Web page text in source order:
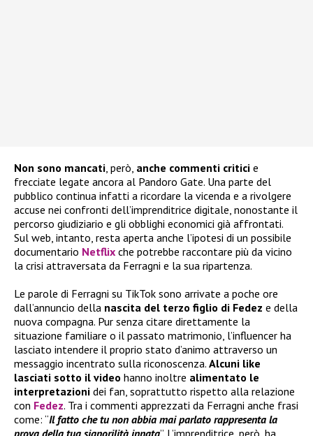
Non sono mancati , però, anche commenti critici e
frecciate legate ancora al Pandoro Gate. Una parte del
pubblico continua infatti a ricordare la vicenda e a rivolgere
accuse nei confronti dell’imprenditrice digitale, nonostante il
percorso giudiziario e gli obblighi economici già affrontati.
Sul web, intanto, resta aperta anche l’ipotesi di un possibile
documentario Netflix che potrebbe raccontare più da vicino
la crisi attraversata da Ferragni e la sua ripartenza.
Le parole di Ferragni su TikTok sono arrivate a poche ore
dall’annuncio della nascita del terzo figlio di Fedez e della
nuova compagna. Pur senza citare direttamente la
situazione familiare o il passato matrimonio, l’influencer ha
lasciato intendere il proprio stato d’animo attraverso un
messaggio incentrato sulla riconoscenza. Alcuni like
lasciati sotto il video hanno inoltre alimentato le
interpretazioni dei fan, soprattutto rispetto alla relazione
con Fedez. Tra i commenti apprezzati da Ferragni anche frasi
come: “Il fatto che tu non abbia mai parlato rappresenta la
prova della tua signorilità innata”. L’imprenditrice, però, ha